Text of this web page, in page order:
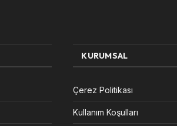
KURUMSAL
Çerez Politikası
Kullanım Koşulları